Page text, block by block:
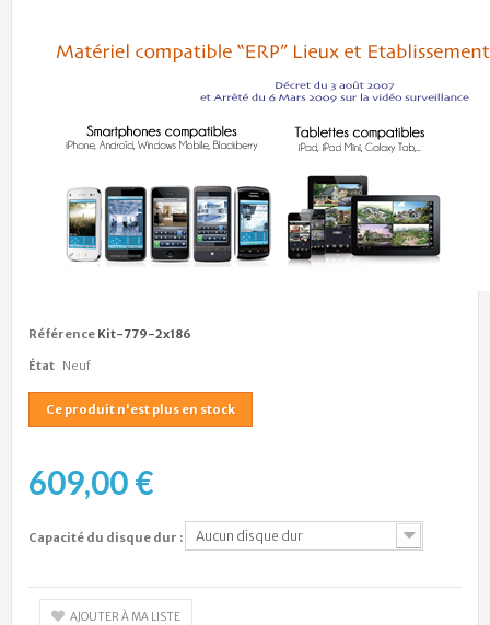
Référence Kit-779-2x186
État Neuf
Ce produit n'est plus en stock
609,00 €
Capacité du disque dur : Aucun disque dur
AJOUTER À MA LISTE